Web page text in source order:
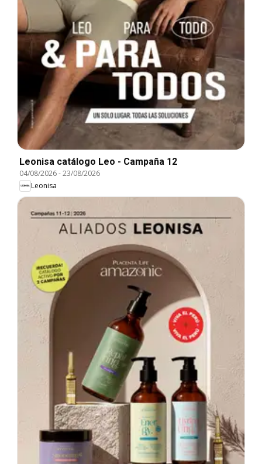
Leonisa catálogo Leo - Campaña 12
04/08/2026-23/08/2026
Leonisa